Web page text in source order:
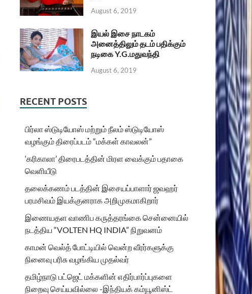
August 6, 2019
இயல் இசை நாடகம்
அனைத்திலும் தடம் பதிக்கும்
நடிகை Y.G.மதுவந்தி
August 6, 2019
RECENT POSTS
பிர்லா ஸ்டுடியோஸ் மற்றும் நீலம் ஸ்டுடியோஸ்
வழங்கும் திரைப்படம் “மக்கள் காவலன்”
‘கரிகாலா’ திரைபடத்தின் மிரள வைக்கும் பதாகை
வெளியீடு
தலைக்கணம் படத்தின் இசையப்பாளார் ஜவஹர்
பரமசிவம் இயக்குனராக அறிமுகமாகிறார்
இணையதள வாணிப கருத்தரங்கை சென்னையில்
நடத்திய “VOLTEN HQ INDIA” நிறுவனம்
காமன் வெல்த் போட்டியில் வென்ற வீரர்களுக்கு
நினைவு பரிசு வழங்கிய முதல்வர்
தமிழ்நாடு பட்ஜெட் மக்களின் எதிர்பார்ப்புகளை
நிறைவு செய்யவில்லை -இந்தியக் கம்யூனிஸ்ட்